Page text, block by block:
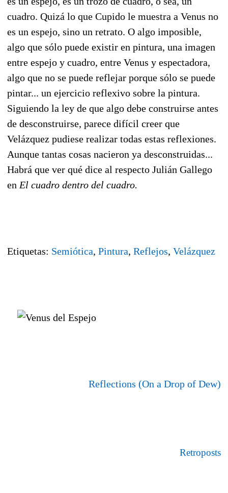
cuadro. Quizá lo que Cupido le muestra a Venus no
es un espejo, sino un retrato. O algo imposible,
algo que sólo puede existir en pintura, una imagen
entre espejo y cuadro, entre Venus y espectadora,
algo que no se puede reflejar porque sólo se puede
pintar... un ejercicio reflexivo sobre la pintura.
Siguiendo la ley de que algo debe construirse antes
de desconstruirse, parece difícil creer que
Velázquez pudiese realizar todas estas reflexiones.
Aunque tantas cosas nacieron ya desconstruidas...
Habrá que ver qué dice al respecto Julián Gallego
en El cuadro dentro del cuadro.
Etiquetas: Semiótica, Pintura, Reflejos, Velázquez
Reflections (On a Drop of Dew)
Retroposts